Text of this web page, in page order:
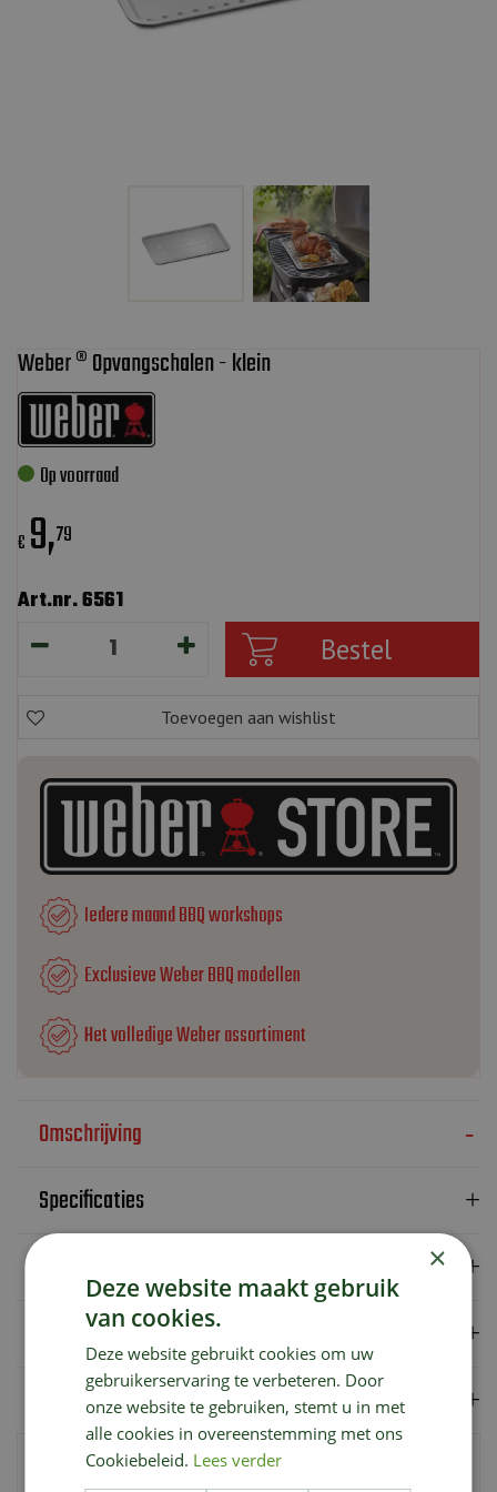
Weber ® Opvangschalen - klein
€ 9,79
Op voorraad
Art.nr. 6561
Iedere maand BBQ workshops
Exclusieve Weber BBQ modellen
Het volledige Weber assortiment
Omschrijving
Specificaties
Showroom
Voor verhoogd grillrooster voor Q barbecues, klein. Set van 4
×
Deze website maakt gebruik
van cookies.
Deze website gebruikt cookies om uw
gebruikerservaring te verbeteren. Door
onze website te gebruiken, stemt u in met
alle cookies in overeenstemming met ons
Cookiebeleid. Lees verder